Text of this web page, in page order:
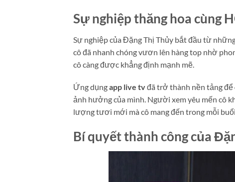
Sự nghiệp thăng hoa cùng
Sự nghiệp của Đặng Thị Thủy bắt đầu từ
cô đã nhanh chóng vươn lên hàng top nhờ
cô càng được khẳng định mạnh mẽ.
Ứng dụngapp live tvđã trở thành nền tảng để
ảnh hưởng của mình. Người xem yêu mến cô
lượng tươi mới mà cô mang đến trong mỗi
Bí quyết thành công của